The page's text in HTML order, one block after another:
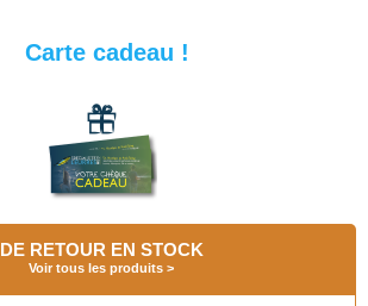
Carte cadeau !
DE RETOUR EN STOCK
Voir tous les produits